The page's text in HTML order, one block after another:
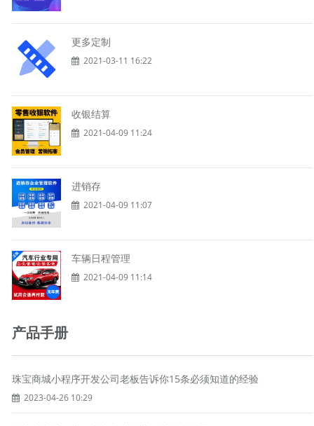
更多定制
2021-03-11 16:22
收银结算
2021-04-09 11:24
进销存
2021-04-09 11:07
车辆日程管理
2021-04-09 11:14
产品手册
珠宝商城小程序开发公司老板告诉你15条必须知道的经验
2023-04-26 10:29